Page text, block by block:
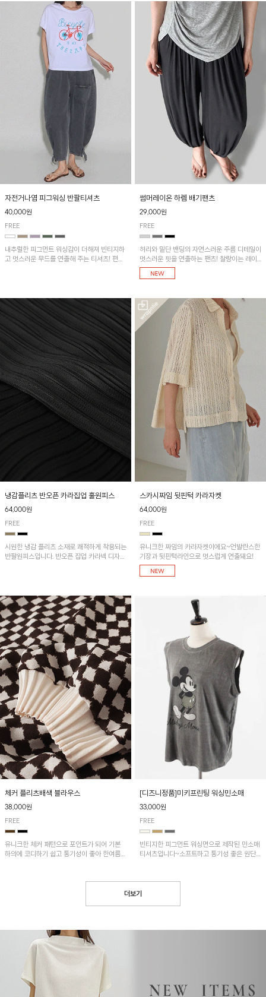
자전거나염 피그워싱 반팔티셔츠
40,000원
FREE
내추럴한 피그먼트 워싱감이 더해져 빈티지하
고 멋스러운 무드를 연출해 주는 티셔츠! 편안
썸머레이온 하렘 배기팬츠
29,000원
FREE
허리와 밑단 밴딩의 자연스러운 주름 디테일이
멋스러운 핏을 연출하는 팬츠! 찰랑이는 레이
온 소재로 가볍고 시원하게 착용되며, 여유로
운 실루엣으로 활동성이 좋아 데일리 하게 즐
냉감플리츠 반오픈 카라집업 훌원피스
64,000원
FREE
시원한 냉감 플리츠 소재로 쾌적하게 착용되는
반팔원피스입니다. 반오픈 집업 카라넥 디자인
스카시짜임 뒷핀턱 카라자켓
64,000원
FREE
유니크한 짜임의 카라자켓이에요~언발란스한
기장과 뒷핀턱라인으로 멋스럽게 연출돼요!
체커 플리츠배색 블라우스
38,000원
FREE
유니크한 체커 패턴으로 포인트가 되어 기본
하의에 코디하기 쉽고 통기성이 좋아 한여름에
[디즈니정품]미키프린팅 워싱민소매
33,000원
FREE
빈티지한 피그먼트 워싱면으로 제작된 민소매
티셔츠입니다~소프트하고 통기성 좋은 원단
더보기